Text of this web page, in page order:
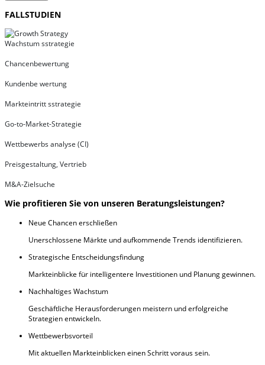
FALLSTUDIEN
Wachstum sstrategie
Chancenbewertung
Kundenbe wertung
Markteintritt sstrategie
Go-to-Market-Strategie
Wettbewerbs analyse (CI)
Preisgestaltung, Vertrieb
M&A-Zielsuche
Wie profitieren Sie von unseren Beratungsleistungen?
Neue Chancen erschließen
Unerschlossene Märkte und aufkommende Trends identifizieren.
Strategische Entscheidungsfindung
Markteinblicke für intelligentere Investitionen und Planung gewinnen.
Nachhaltiges Wachstum
Geschäftliche Herausforderungen meistern und erfolgreiche
Strategien entwickeln.
Wettbewerbsvorteil
Mit aktuellen Markteinblicken einen Schritt voraus sein.